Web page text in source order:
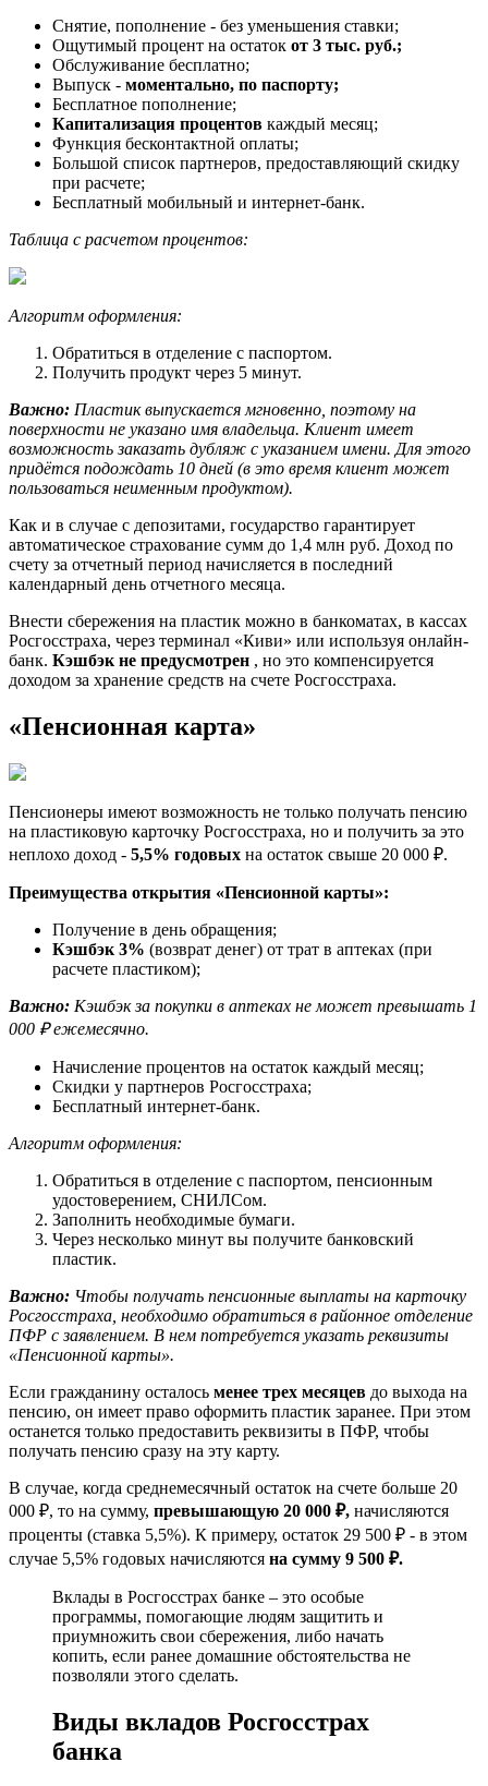
Снятие, пополнение - без уменьшения ставки;
Ощутимый процент на остаток от 3 тыс. руб.;
Обслуживание бесплатно;
Выпуск - моментально, по паспорту;
Бесплатное пополнение;
Капитализация процентов каждый месяц;
Функция бесконтактной оплаты;
Большой список партнеров, предоставляющий скидку
при расчете;
Бесплатный мобильный и интернет-банк.
Таблица с расчетом процентов:
Алгоритм оформления:
Обратиться в отделение с паспортом.
Получить продукт через 5 минут.
Важно: Пластик выпускается мгновенно, поэтому на
поверхности не указано имя владельца. Клиент имеет
возможность заказать дубляж с указанием имени. Для этого
придётся подождать 10 дней (в это время клиент может
пользоваться неименным продуктом).
Как и в случае с депозитами, государство гарантирует
автоматическое страхование сумм до 1,4 млн руб. Доход по
счету за отчетный период начисляется в последний
календарный день отчетного месяца.
Внести сбережения на пластик можно в банкоматах, в кассах
Росгосстраха, через терминал «Киви» или используя онлайн-
банк. Кэшбэк не предусмотрен , но это компенсируется
доходом за хранение средств на счете Росгосстраха.
«Пенсионная карта»
Пенсионеры имеют возможность не только получать пенсию
на пластиковую карточку Росгосстраха, но и получить за это
неплохо доход - 5,5% годовых на остаток свыше 20 000 ₽.
Преимущества открытия «Пенсионной карты»:
Получение в день обращения;
Кэшбэк 3% (возврат денег) от трат в аптеках (при
расчете пластиком);
Важно: Кэшбэк за покупки в аптеках не может превышать 1
000 ₽ ежемесячно.
Начисление процентов на остаток каждый месяц;
Скидки у партнеров Росгосстраха;
Бесплатный интернет-банк.
Алгоритм оформления:
Обратиться в отделение с паспортом, пенсионным
удостоверением, СНИЛСом.
Заполнить необходимые бумаги.
Через несколько минут вы получите банковский
пластик.
Важно: Чтобы получать пенсионные выплаты на карточку
Росгосстраха, необходимо обратиться в районное отделение
ПФР с заявлением. В нем потребуется указать реквизиты
«Пенсионной карты».
Если гражданину осталось менее трех месяцев до выхода на
пенсию, он имеет право оформить пластик заранее. При этом
останется только предоставить реквизиты в ПФР, чтобы
получать пенсию сразу на эту карту.
В случае, когда среднемесячный остаток на счете больше 20
000 ₽, то на сумму, превышающую 20 000 ₽, начисляются
проценты (ставка 5,5%). К примеру, остаток 29 500 ₽ - в этом
случае 5,5% годовых начисляются на сумму 9 500 ₽.
Вклады в Росгосстрах банке – это особые
программы, помогающие людям защитить и
приумножить свои сбережения, либо начать
копить, если ранее домашние обстоятельства не
позволяли этого сделать.
Виды вкладов Росгосстрах
банка